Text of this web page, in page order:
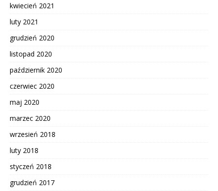
kwiecień 2021
luty 2021
grudzień 2020
listopad 2020
październik 2020
czerwiec 2020
maj 2020
marzec 2020
wrzesień 2018
luty 2018
styczeń 2018
grudzień 2017